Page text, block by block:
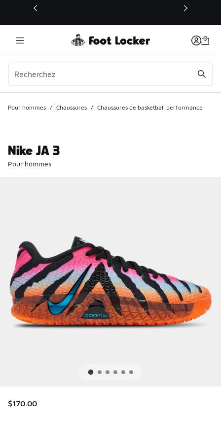
Ce lien s’ouvrira dans une nouvelle fenêtre
Pour hommes / Chaussures / Chaussures de basketball performance
Nike JA 3
Pour hommes
$170.00